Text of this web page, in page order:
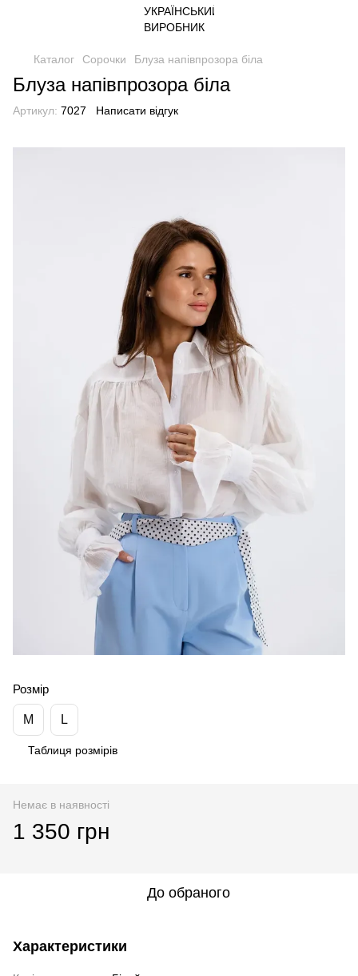
Каталог Сорочки Блуза напівпрозора біла
Блуза напівпрозора біла
Артикул: 7027 Написати відгук
Розмір
M L
Таблиця розмірів
Немає в наявності
1 350 грн
До обраного
Характеристики